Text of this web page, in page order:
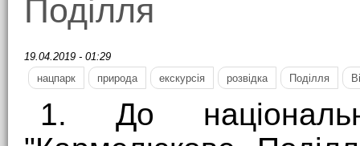
Поділля
19.04.2019 - 01:29
нацпарк
природа екскурсія розвідка Поділля
1. До